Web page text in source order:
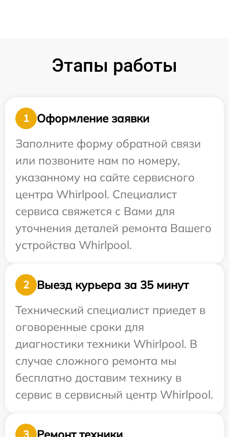
Этапы работы
1
Оформление заявки
Заполните форму обратной связи
или позвоните нам по номеру,
указанному на сайте сервисного
центра Whirlpool. Специалист
сервиса свяжется с Вами для
уточнения деталей ремонта Вашего
устройства Whirlpool.
2
Выезд курьера за 35 минут
Технический специалист приедет в
оговоренные сроки для
диагностики техники Whirlpool. В
случае сложного ремонта мы
бесплатно доставим технику в
сервис в сервисный центр Whirlpool.
3